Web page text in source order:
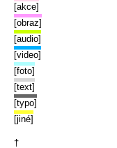
[akce]
[obraz]
[audio]
[video]
[foto]
[text]
[typo]
[jiné]
†